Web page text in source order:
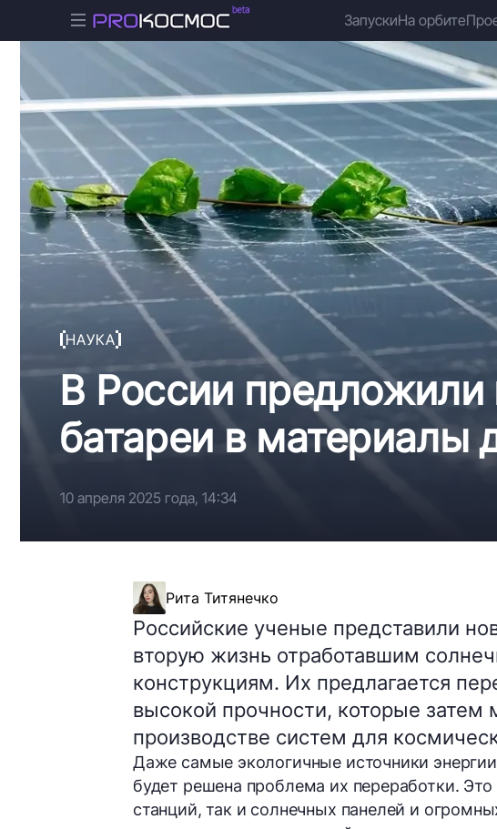
ЗапускиНа орбите
НАУКА
В России предложили
батареи в материалы
10 апреля 2025 года, 14:34
Рита Титянечко
Российские ученые представили
вторую жизнь отработавшим
конструкциям. Их предлагается
высокой прочности, которые затем
производстве систем для
Даже самые экологичные источники
будет решена проблема их переработки.
станций, так и солнечных панелей и